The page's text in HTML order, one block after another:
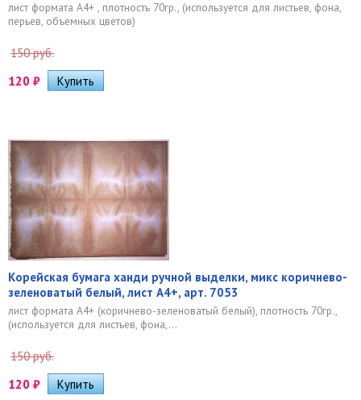
лист формата А4+ , плотность 70гр., (используется для листьев, фона,
перьев, объемных цветов)
150 руб.
120 ₽
Корейская бумага ханди ручной выделки, микс коричнево-
зеленоватый белый, лист А4+, арт. 7053
лист формата А4+ (коричнево-зеленоватый белый), плотность 70гр.,
(используется для листьев, фона,...
150 руб.
120 ₽